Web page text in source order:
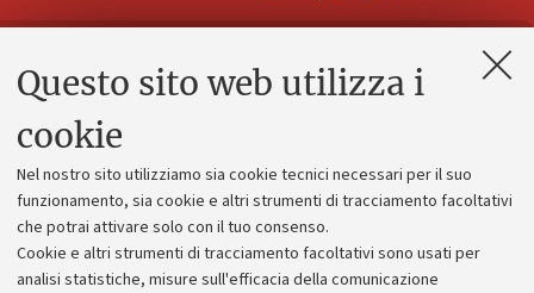
Questo sito web utilizza i
cookie
Nel nostro sito utilizziamo sia cookie tecnici necessari per il suo
funzionamento, sia cookie e altri strumenti di tracciamento facoltativi
che potrai attivare solo con il tuo consenso.
Cookie e altri strumenti di tracciamento facoltativi sono usati per
analisi statistiche, misure sull'efficacia della comunicazione
Contatti e PEC
Alumni community
Piano strategico
Bilanci